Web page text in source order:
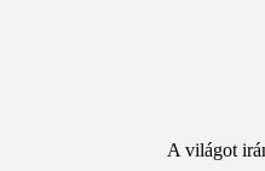
A világot